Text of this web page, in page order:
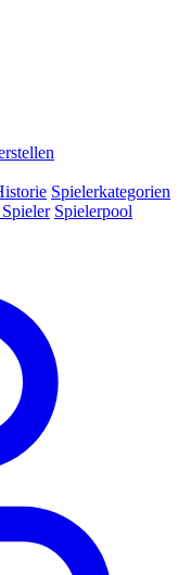
Spielerkategorien
Spielerpool